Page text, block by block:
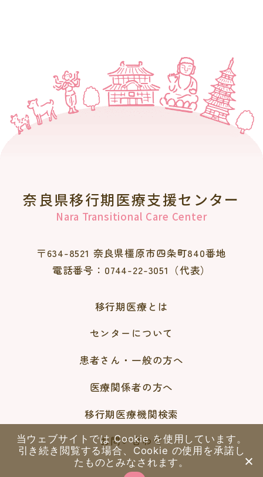
奈良県移行期医療支援センター
Nara Transitional Care Center
〒634-8521 奈良県橿原市四条町840番地
電話番号：0744-22-3051（代表）
移行期医療とは
センターについて
患者さん・一般の方へ
医療関係者の方へ
移行期医療機関検索
お問い合わせ
当ウェブサイトでは Cookie を使用しています。
引き続き閲覧する場合、Cookie の使用を承諾し
たものとみなされます。